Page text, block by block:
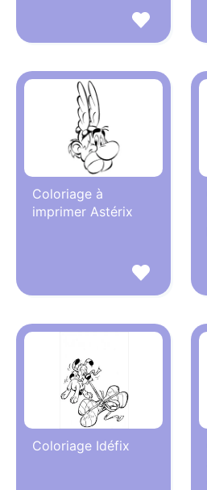
Coloriage à
imprimer Astérix
Coloriage Idéfix